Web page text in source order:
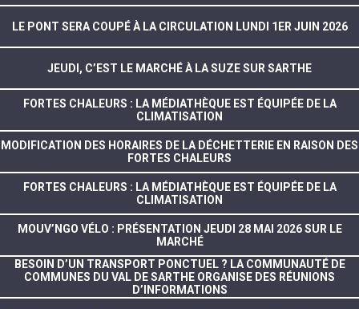
LE PONT SERA COUPÉ À LA CIRCULATION LUNDI 1ER JUIN 2026
JEUDI, C’EST LE MARCHÉ À LA SUZE SUR SARTHE
FORTES CHALEURS : LA MÉDIATHÈQUE EST ÉQUIPÉE DE LA
CLIMATISATION
MODIFICATION DES HORAIRES DE LA DÉCHETTERIE EN RAISON DES
FORTES CHALEURS
FORTES CHALEURS : LA MÉDIATHÈQUE EST ÉQUIPÉE DE LA
CLIMATISATION
MOUV’NGO VÉLO : PRÉSENTATION JEUDI 28 MAI 2026 SUR LE
MARCHÉ
BESOIN D’UN TRANSPORT PONCTUEL ? LA COMMUNAUTÉ DE
COMMUNES DU VAL DE SARTHE ORGANISE DES RÉUNIONS
D’INFORMATIONS